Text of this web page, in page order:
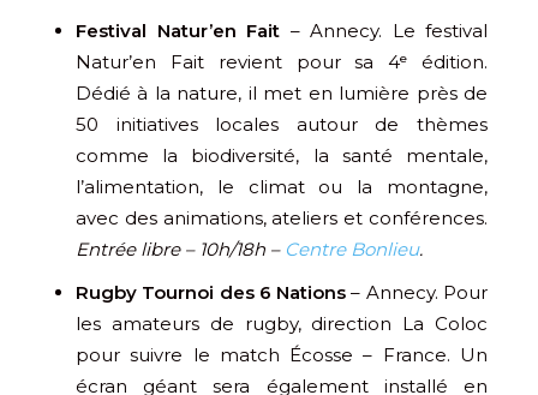
Festival Natur’en Fait – Annecy. Le festival
Natur’en Fait revient pour sa 4ᵉ édition.
Dédié à la nature, il met en lumière près de
50 initiatives locales autour de thèmes
comme la biodiversité, la santé mentale,
l’alimentation, le climat ou la montagne,
avec des animations, ateliers et conférences.
Entrée libre – 10h/18h – Centre Bonlieu.
Rugby Tournoi des 6 Nations – Annecy. Pour
les amateurs de rugby, direction La Coloc
pour suivre le match Écosse – France. Un
écran géant sera également installé en